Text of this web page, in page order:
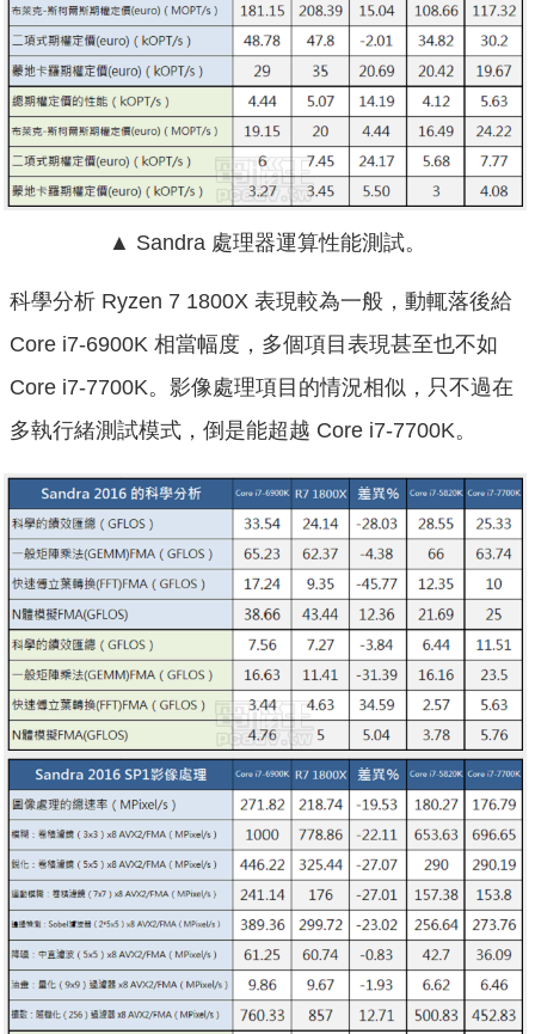
▲ Sandra 處理器運算性能測試。
科學分析 Ryzen 7 1800X 表現較為一般，動輒落後給
Core i7-6900K 相當幅度，多個項目表現甚至也不如
Core i7-7700K。影像處理項目的情況相似，只不過在
多執行緒測試模式，倒是能超越 Core i7-7700K。